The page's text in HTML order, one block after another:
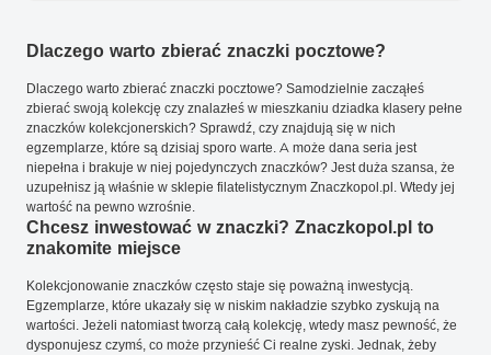
Dlaczego warto zbierać znaczki pocztowe?
Dlaczego warto zbierać znaczki pocztowe? Samodzielnie zacząłeś
zbierać swoją kolekcję czy znalazłeś w mieszkaniu dziadka klasery pełne
znaczków kolekcjonerskich? Sprawdź, czy znajdują się w nich
egzemplarze, które są dzisiaj sporo warte. A może dana seria jest
niepełna i brakuje w niej pojedynczych znaczków? Jest duża szansa, że
uzupełnisz ją właśnie w sklepie filatelistycznym Znaczkopol.pl. Wtedy jej
wartość na pewno wzrośnie.
Chcesz inwestować w znaczki? Znaczkopol.pl to
znakomite miejsce
Kolekcjonowanie znaczków często staje się poważną inwestycją.
Egzemplarze, które ukazały się w niskim nakładzie szybko zyskują na
wartości. Jeżeli natomiast tworzą całą kolekcję, wtedy masz pewność, że
dysponujesz czymś, co może przynieść Ci realne zyski. Jednak, żeby